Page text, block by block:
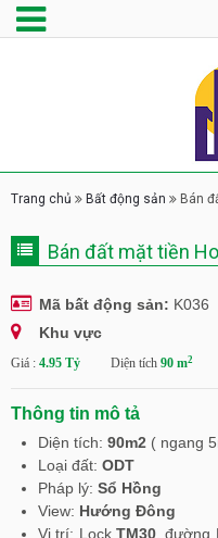
Trang chủ Bất động sản Bán
Bán đất mặt tiền
Mã bất động sản: K036
Khu vực
Giá : 4.95 Tỷ Diện tích 90 m2
Thông tin mô tả
Diện tích: 90m2 ( ngang
Loại đất: ODT
Pháp lý: Sổ Hồng
View: Hướng Đông
Vị trí: LockTM30 , đường